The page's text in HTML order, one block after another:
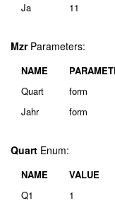
Ja
11
MzrParameters:
NAME
Quart
form
Jahr
form
Quart Enum:
NAME
VALUE
Q1
1